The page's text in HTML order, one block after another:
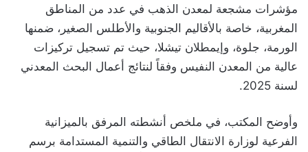
مؤشرات مشجعة لمعدن الذهب في عدد من المناطق
المغربية، خاصة بالأقاليم الجنوبية والأطلس الصغير، ضمنها
الورمة، جلوة، وإيمطلان تيشلا، حيث تم تسجيل تركيزات
عالية من المعدن النفيس وفقاً لنتائج أعمال البحث المعدني
لسنة 2025.
وأوضح المكتب، في ملخص أنشطته المرفق بالميزانية
الفرعية لوزارة الانتقال الطاقي والتنمية المستدامة برسم